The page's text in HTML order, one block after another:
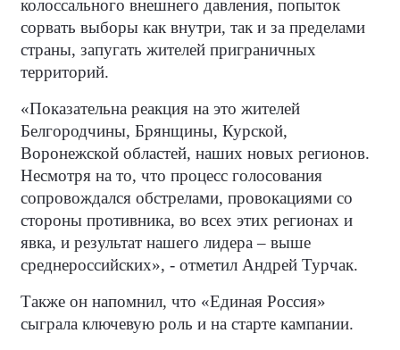
колоссального внешнего давления, попыток
сорвать выборы как внутри, так и за пределами
страны, запугать жителей приграничных
территорий.
«Показательна реакция на это жителей
Белгородчины, Брянщины, Курской,
Воронежской областей, наших новых регионов.
Несмотря на то, что процесс голосования
сопровождался обстрелами, провокациями со
стороны противника, во всех этих регионах и
явка, и результат нашего лидера – выше
среднероссийских», - отметил Андрей Турчак.
Также он напомнил, что «Единая Россия»
сыграла ключевую роль и на старте кампании.